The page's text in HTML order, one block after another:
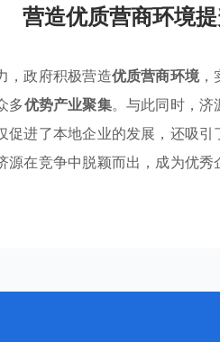
营造优质营商环境
，政府积极营造优质营商环境，
多优势产业聚集。与此同时，济
促进了本地企业的发展，还吸
源在竞争中脱颖而出，成为优